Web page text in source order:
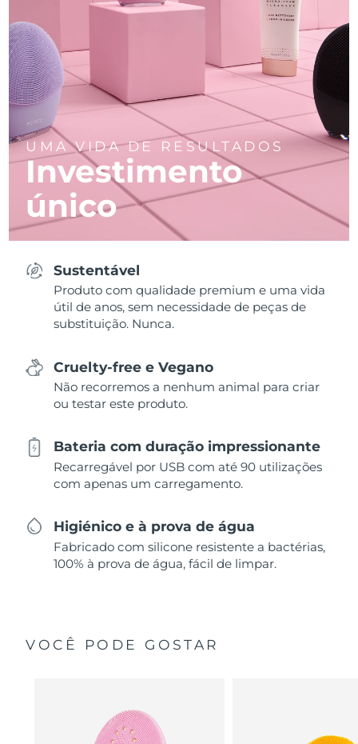
UMA VIDA DE RESULTADOS
Investimento
único
Sustentável
Produto com qualidade premium e uma vida
útil de anos, sem necessidade de peças de
substituição. Nunca.
Cruelty-free e Vegano
Não recorremos a nenhum animal para criar
ou testar este produto.
Bateria com duração impressionante
Recarregável por USB com até 90 utilizações
com apenas um carregamento.
Higiénico e à prova de água
Fabricado com silicone resistente a bactérias,
100% à prova de água, fácil de limpar.
VOCÊ PODE GOSTAR